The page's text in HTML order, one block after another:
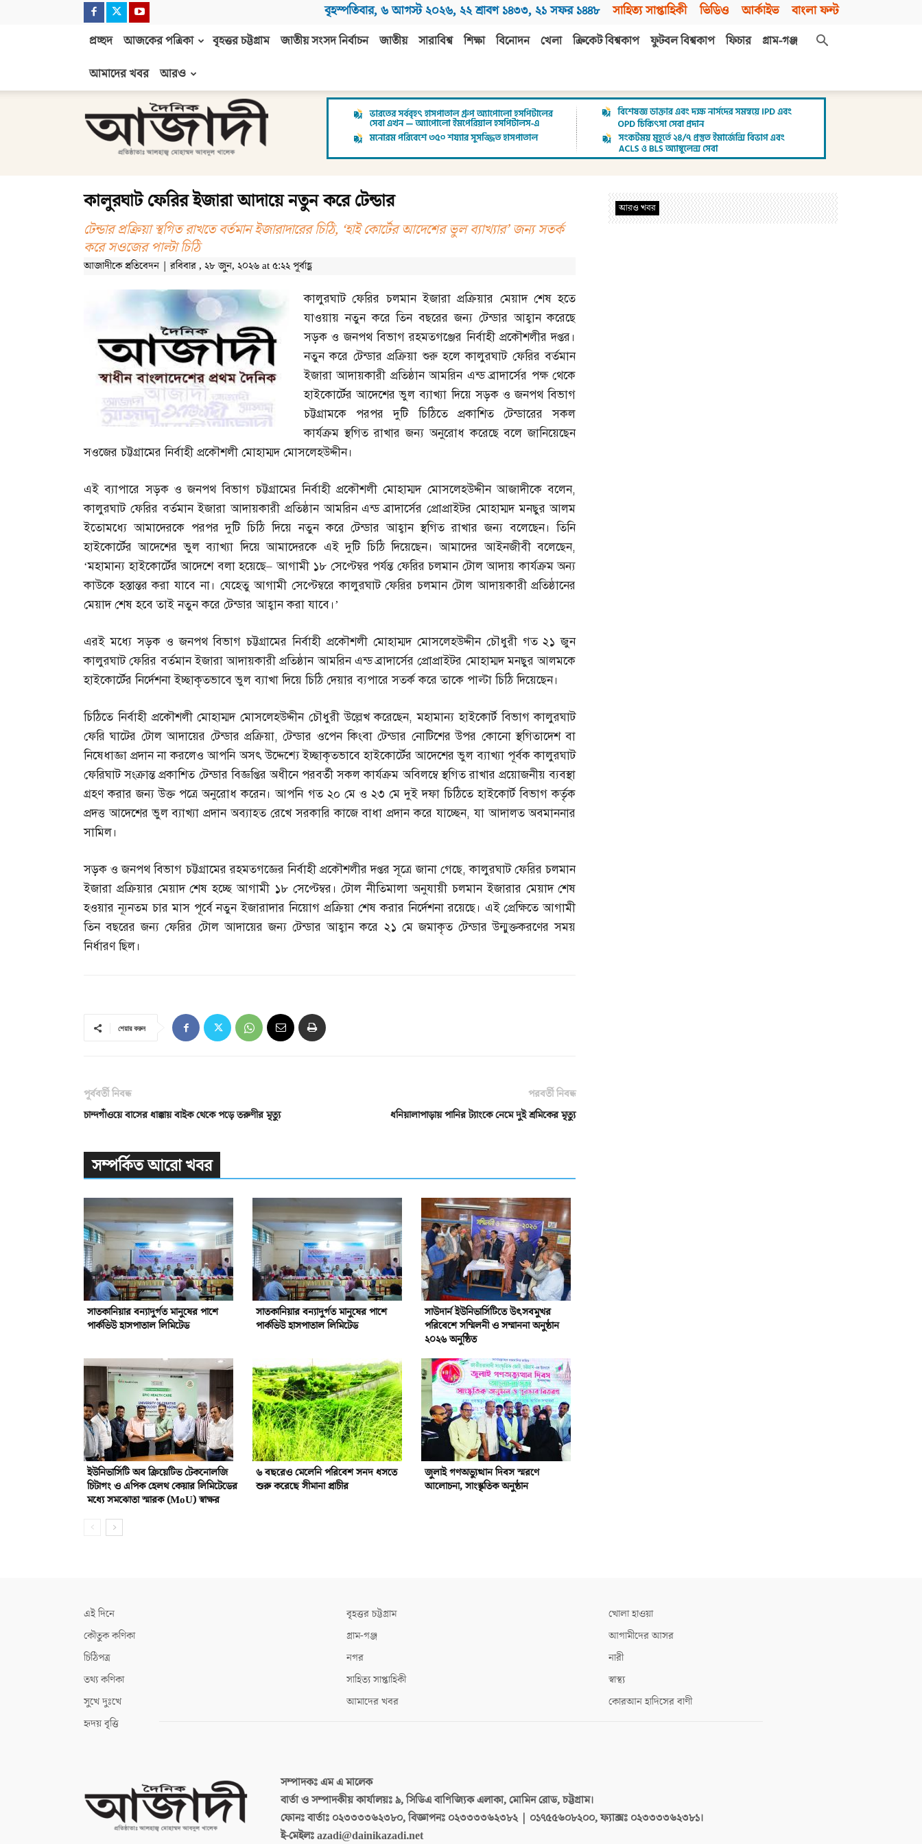
বৃহস্পতিবার, ৬ আগস্ট ২০২৬, ২২ শ্রাবণ ১৪৩৩, ২১ সফর ১৪৪৮ সাহিত্য সাপ্তাহিকী ভিডিও আর্কাইভ বাংলা ফন্ট
প্রচ্ছদ আজকের পত্রিকা বৃহত্তর চট্টগ্রাম জাতীয় সংসদ নির্বাচন জাতীয় সারাবিশ্ব শিক্ষা বিনোদন খেলা ক্রিকেট বিশ্বকাপ ফুটবল বিশ্বকাপ ফিচার
গ্রাম-গঞ্জ
আমাদের খবর
আরও
আজাদী
কালুরঘাট ফেরির ইজারা আদায়ে নতুন করে টেন্ডার
টেন্ডার প্রক্রিয়া স্থগিত রাখতে বর্তমান ইজারাদারের চিঠি, ‘হাই কোর্টের আদেশের ভুল ব্যাখ্যার’ জন্য সতর্ক
করে সওজের পাল্টা চিঠি
আজাদীকে প্রতিবেদন | রবিবার , ২৮ জুন, ২০২৬ at ৫:২২ পূর্বাহ্ণ
কালুরঘাট ফেরির চলমান ইজারা প্রক্রিয়ার মেয়াদ শেষ হতে
যাওয়ায় নতুন করে তিন বছরের জন্য টেন্ডার আহ্বান করেছে
সড়ক ও জনপথ বিভাগ রহমতগঞ্জের নির্বাহী প্রকৌশলীর দপ্তর।
নতুন করে টেন্ডার প্রক্রিয়া শুরু হলে কালুরঘাট ফেরির বর্তমান
ইজারা আদায়কারী প্রতিষ্ঠান আমরিন এন্ড ব্রাদার্সের পক্ষ থেকে
হাইকোর্টের আদেশের ভুল ব্যাখ্যা দিয়ে সড়ক ও জনপথ বিভাগ
চট্টগ্রামকে পরপর দুটি চিঠিতে প্রকাশিত টেন্ডারের সকল
কার্যক্রম স্থগিত রাখার জন্য অনুরোধ করেছে বলে জানিয়েছেন
সওজের চট্টগ্রামের নির্বাহী প্রকৌশলী মোহাম্মদ মোসলেহউদ্দীন।
এই ব্যাপারে সড়ক ও জনপথ বিভাগ চট্টগ্রামের নির্বাহী প্রকৌশলী মোহাম্মদ মোসলেহউদ্দীন আজাদীকে বলেন,
কালুরঘাট ফেরির বর্তমান ইজারা আদায়কারী প্রতিষ্ঠান আমরিন এন্ড ব্রাদার্সের প্রোপ্রাইটর মোহাম্মদ মনছুর আলম
ইতোমধ্যে আমাদেরকে পরপর দুটি চিঠি দিয়ে নতুন করে টেন্ডার আহ্বান স্থগিত রাখার জন্য বলেছেন। তিনি
হাইকোর্টের আদেশের ভুল ব্যাখ্যা দিয়ে আমাদেরকে এই দুটি চিঠি দিয়েছেন। আমাদের আইনজীবী বলেছেন,
‘মহামান্য হাইকোর্টের আদেশে বলা হয়েছে–আগামী ১৮ সেপ্টেম্বর পর্যন্ত ফেরির চলমান টোল আদায় কার্যক্রম অন্য
কাউকে হস্তান্তর করা যাবে না। যেহেতু আগামী সেপ্টেম্বরে কালুরঘাট ফেরির চলমান টোল আদায়কারী প্রতিষ্ঠানের
মেয়াদ শেষ হবে তাই নতুন করে টেন্ডার আহ্বান করা যাবে।’
এরই মধ্যে সড়ক ও জনপথ বিভাগ চট্টগ্রামের নির্বাহী প্রকৌশলী মোহাম্মদ মোসলেহউদ্দীন চৌধুরী গত ২১ জুন
কালুরঘাট ফেরির বর্তমান ইজারা আদায়কারী প্রতিষ্ঠান আমরিন এন্ড ব্রাদার্সের প্রোপ্রাইটর মোহাম্মদ মনছুর আলমকে
হাইকোর্টের নির্দেশনা ইচ্ছাকৃতভাবে ভুল ব্যাখা দিয়ে চিঠি দেয়ার ব্যপারে সতর্ক করে তাকে পাল্টা চিঠি দিয়েছেন।
চিঠিতে নির্বাহী প্রকৌশলী মোহাম্মদ মোসলেহউদ্দীন চৌধুরী উল্লেখ করেছেন,মহামান্য হাইকোর্ট বিভাগ কালুরঘাট
ফেরি ঘাটের টোল আদায়ের টেন্ডার প্রক্রিয়া,টেন্ডার ওপেন কিংবা টেন্ডার নোটিশের উপর কোনো স্থগিতাদেশ বা
নিষেধাজ্ঞা প্রদান না করলেও আপনি অসৎ উদ্দেশ্যে ইচ্ছাকৃতভাবে হাইকোর্টের আদেশের ভুল ব্যাখ্যা পূর্বক কালুরঘাট
ফেরিঘাট সংক্রান্ত প্রকাশিত টেন্ডার বিজ্ঞপ্তির অধীনে পরবর্তী সকল কার্যক্রম অবিলম্বে স্থগিত রাখার প্রয়োজনীয় ব্যবস্থা
গ্রহণ করার জন্য উক্ত পত্রে অনুরোধ করেন। আপনি গত ২০ মে ও ২৩ মে দুই দফা চিঠিতে হাইকোর্ট বিভাগ কর্তৃক
প্রদত্ত আদেশের ভুল ব্যাখ্যা প্রদান অব্যাহত রেখে সরকারি কাজে বাধা প্রদান করে যাচ্ছেন,যা আদালত অবমাননার
সামিল।
সড়ক ও জনপথ বিভাগ চট্টগ্রামের রহমতগজ্ঞের নির্বাহী প্রকৌশলীর দপ্তর সূত্রে জানা গেছে,কালুরঘাট ফেরির চলমান
ইজারা প্রক্রিয়ার মেয়াদ শেষ হচ্ছে আগামী ১৮ সেপ্টেম্বর। টোল নীতিমালা অনুযায়ী চলমান ইজারার মেয়াদ শেষ
হওয়ার ন্যূনতম চার মাস পূর্বে নতুন ইজারাদার নিয়োগ প্রক্রিয়া শেষ করার নির্দেশনা রয়েছে। এই প্রেক্ষিতে আগামী
তিন বছরের জন্য ফেরির টোল আদায়ের জন্য টেন্ডার আহ্বান করে ২১ মে জমাকৃত টেন্ডার উন্মুক্তকরণের সময়
নির্ধারণ ছিল।
শেয়ার করুন
পূর্ববর্তী নিবন্ধ
চান্দগাঁওয়ে বাসের ধাক্কায় বাইক থেকে পড়ে তরুণীর মৃত্যু
পরবর্তী নিবন্ধ
ধনিয়ালাপাড়ায় পানির ট্যাংকে নেমে দুই শ্রমিকের মৃত্যু
সম্পর্কিত আরো খবর
সাতকানিয়ার বন্যাদুর্গত মানুষের পাশে
পার্কভিউ হাসপাতাল লিমিটেড
সাতকানিয়ার বন্যাদুর্গত মানুষের পাশে
পার্কভিউ হাসপাতাল লিমিটেড
সাউদার্ন ইউনিভার্সিটিতে উৎসবমুখর
পরিবেশে সম্মিলনী ও সম্মাননা অনুষ্ঠান
২০২৬ অনুষ্ঠিত
ইউনিভার্সিটি অব ক্রিয়েটিভ টেকনোলজি
চিটাগং ও এপিক হেলথ কেয়ার লিমিটেডের
মধ্যে সমঝোতা স্মারক (MoU) স্বাক্ষর
৬ বছরেও মেলেনি পরিবেশ সনদ ধসতে
শুরু করেছে সীমানা প্রাচীর
জুলাই গণঅভ্যুত্থান দিবস স্মরণে
আলোচনা, সাংস্কৃতিক অনুষ্ঠান
আরও খবর
এই দিনে
কৌতুক কণিকা
চিঠিপত্র
তথ্য কণিকা
সুখে দুঃখে
হৃদয় বৃত্তি
বৃহত্তর চট্টগ্রাম
গ্রাম-গঞ্জ
নগর
সাহিত্য সাপ্তাহিকী
আমাদের খবর
খোলা হাওয়া
আগামীদের আসর
নারী
স্বাস্থ্য
কোরআন হাদিসের বাণী
সম্পাদকঃএম এ মালেক
বার্তা ও সম্পাদকীয় কার্যালয়ঃ৯, সিডিএ বাণিজ্যিক এলাকা, মোমিন রোড, চট্টগ্রাম।
ফোনঃ বার্তাঃ ০২৩৩৩৩৬২৩৮০, বিজ্ঞাপনঃ ০২৩৩৩৩৬২৩৮২ | ০১৭৫৫৬০৮২০০, ফ্যাক্সঃ ০২৩৩৩৩৬২৩৮১।
ই-মেইলঃazadi@dainikazadi.net